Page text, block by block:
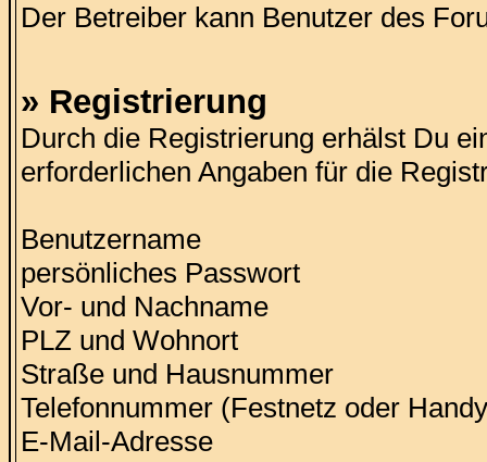
Der Betreiber kann Benutzer des
» Registrierung
Durch die Registrierung erhälst Du
erforderlichen Angaben für die
Benutzername
persönliches Passwort
Vor- und Nachname
PLZ und Wohnort
Straße und Hausnummer
Telefonnummer (Festnetz oder
E-Mail-Adresse